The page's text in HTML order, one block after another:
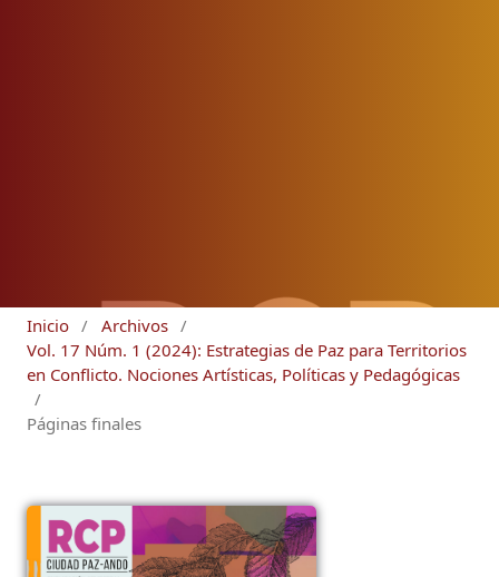
Inicio / Archivos /
Vol. 17 Núm. 1 (2024): Estrategias de Paz para Territorios
en Conflicto. Nociones Artísticas, Políticas y Pedagógicas
/
Páginas finales